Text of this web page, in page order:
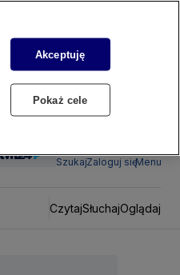
SzukajZaloguj sięMenu
CzytajSłuchajOglądaj
Akceptuję
Pokaż cele